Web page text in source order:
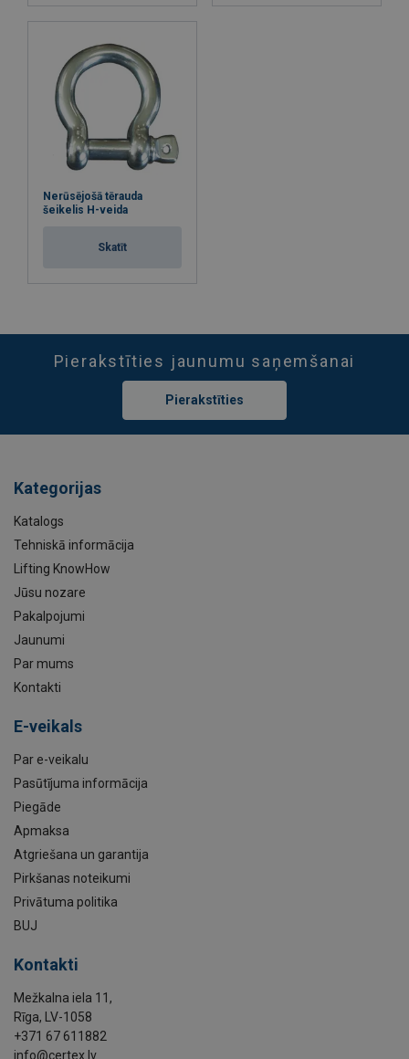
Nerūsējošā tērauda
šeikelis H-veida
Skatīt
Pierakstīties jaunumu saņemšanai
Pierakstīties
Kategorijas
Katalogs
Tehniskā informācija
Lifting KnowHow
Jūsu nozare
Pakalpojumi
Jaunumi
Par mums
Kontakti
E-veikals
Par e-veikalu
Pasūtījuma informācija
Piegāde
Apmaksa
Atgriešana un garantija
Pirkšanas noteikumi
Privātuma politika
BUJ
Kontakti
Mežkalna iela 11,
Rīga, LV-1058
+371 67 611882
info@certex.lv